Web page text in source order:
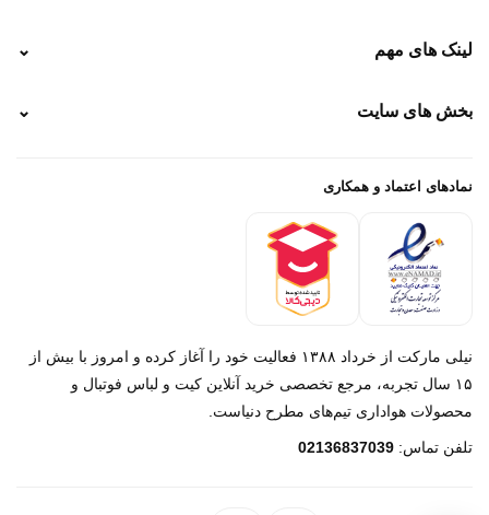
نحوه پرداخت
راهنمای سفارش
لینک های مهم ⌄
رهگیری تیپاکس
خرید لباس جدید بارسلونا 2025/2026
بخش های سایت ⌄
پرداخت باز
تماس با ما
نمادهای اعتماد و همکاری
نیلی مارکت از خرداد ۱۳۸۸ فعالیت خود را آغاز کرده و امروز با بیش از
۱۵ سال تجربه، مرجع تخصصی خرید آنلاین کیت و لباس فوتبال و
محصولات هواداری تیم‌های مطرح دنیاست.
تلفن تماس: 02136837039
پشتیبانی روبیکا‌